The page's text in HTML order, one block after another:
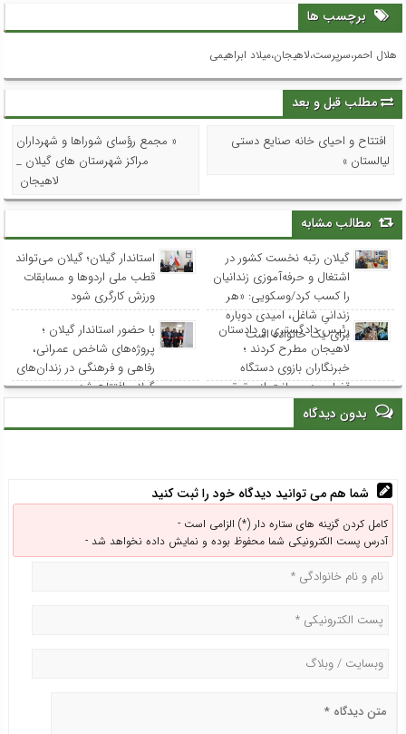
برچسب ها
هلال احمر،سرپرست،لاهیجان،میلاد ابراهیمی
مطلب قبل و بعد
افتتاح و احیای خانه صنایع دستی
لیالستان »
« مجمع رؤسای شوراها و شهرداران
مراکز شهرستان های گیلان _
لاهیجان
مطالب مشابه
گیلان رتبه نخست کشور در
اشتغال و حرفه‌آموزی زندانیان
را کسب کرد/وسکویی: «هر
زندانیِ شاغل، امیدی دوباره
برای یک خانواده است
استاندار گیلان؛ گیلان می‌تواند
قطب ملی اردوها و مسابقات
ورزش کارگری شود
رئیس دادگستری و دادستان
لاهیجان مطرح کردند ؛
خبرنگاران بازوی دستگاه
قضایی در صیانت از حقوق
عامه هستند
با حضور استاندار گیلان ؛
پروژه‌های شاخص عمرانی،
رفاهی و فرهنگی در زندان‌های
گیلان افتتاح شد
بدون دیدگاه
شما هم می توانید دیدگاه خود را ثبت کنید
کامل کردن گزینه های ستاره دار (*) الزامی است -
آدرس پست الکترونیکی شما محفوظ بوده و نمایش داده نخواهد شد -